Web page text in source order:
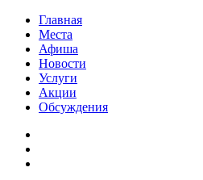
Главная
Места
Афиша
Новости
Услуги
Акции
Обсуждения